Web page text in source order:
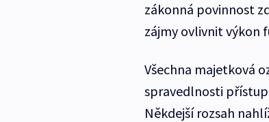
zákonná povinnost
zájmy ovlivnit výkon
Všechna majetková
spravedlnosti
Někdejší rozsah